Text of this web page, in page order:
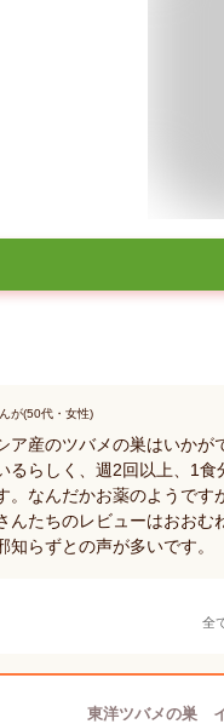
が(50代・女性)
ア産のツバメの巣はいか
るらしく、週2回以上、1
。なんだかお薬のようです
んたちのレビューはおお
知らずとの声が多いです。
全
東洋ツバメの巣 イ